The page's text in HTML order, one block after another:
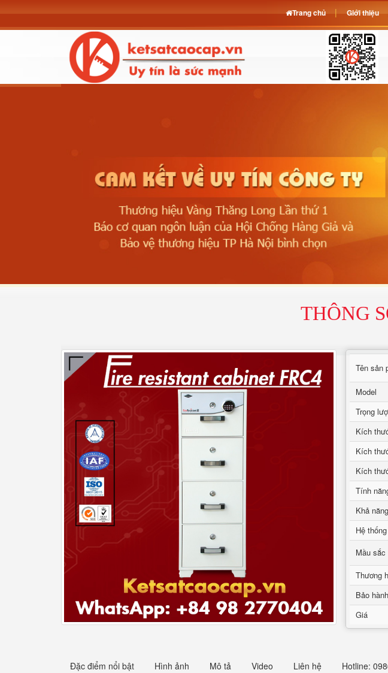
THÔNG
Tên sản
Model
Trọng
Kích
Kích
Kích
Tính
Khả
Hệ
Mầu sắc
Thương
Bảo hành
Giá
Đặc điểm nổi bật Hình ảnh Mô tả Video Liên hệ Hotline:
Trang chủ Giới thiệu